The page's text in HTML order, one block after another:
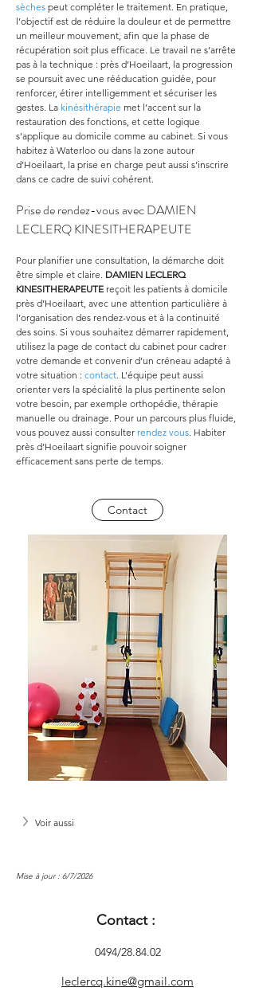
sèches peut compléter le traitement. En pratique,
l’objectif est de réduire la douleur et de permettre
un meilleur mouvement, afin que la phase de
récupération soit plus efficace. Le travail ne s’arrête
pas à la technique : près d’Hoeilaart, la progression
se poursuit avec une rééducation guidée, pour
renforcer, étirer intelligemment et sécuriser les
gestes. La kinésithérapie met l’accent sur la
restauration des fonctions, et cette logique
s’applique au domicile comme au cabinet. Si vous
habitez à Waterloo ou dans la zone autour
d’Hoeilaart, la prise en charge peut aussi s’inscrire
dans ce cadre de suivi cohérent.
Prise de rendez-vous avec DAMIEN
LECLERQ KINESITHERAPEUTE
Pour planifier une consultation, la démarche doit
être simple et claire. DAMIEN LECLERQ
KINESITHERAPEUTE reçoit les patients à domicile
près d’Hoeilaart, avec une attention particulière à
l’organisation des rendez-vous et à la continuité
des soins. Si vous souhaitez démarrer rapidement,
utilisez la page de contact du cabinet pour cadrer
votre demande et convenir d’un créneau adapté à
votre situation : contact. L’équipe peut aussi
orienter vers la spécialité la plus pertinente selon
votre besoin, par exemple orthopédie, thérapie
manuelle ou drainage. Pour un parcours plus fluide,
vous pouvez aussi consulter rendez vous. Habiter
près d’Hoeilaart signifie pouvoir soigner
efficacement sans perte de temps.
Contact
Voir aussi
Mise à jour : 6/7/2026
Contact :
0494/28.84.02
leclercq.kine@gmail.com